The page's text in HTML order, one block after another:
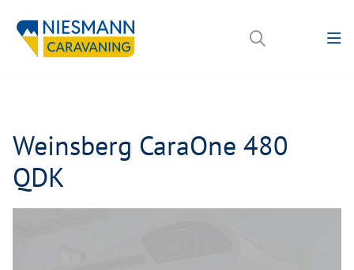
Weinsberg CaraOne 480
QDK